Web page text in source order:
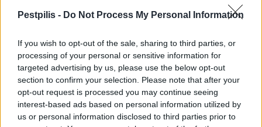
Pestpilis - Do Not Process My Personal Information
If you wish to opt-out of the sale, sharing to third parties, or
processing of your personal or sensitive information for
targeted advertising by us, please use the below opt-out
section to confirm your selection. Please note that after your
opt-out request is processed you may continue seeing
interest-based ads based on personal information utilized by
us or personal information disclosed to third parties prior to
Országos
Megérkezett az eső a Duna vízgyűjtőjére
Helyi
Amire többmillióan vártunk: szombattól
másodfokúra csökken a riasztás